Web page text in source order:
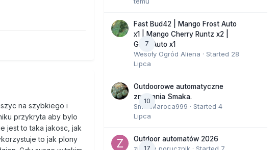
na szybkiego i
przykryta aby bylo
jest to taka jakosc, jak
to jak plony
7
Fast Bud42 | Mango Frost Auto
x1 | Mango Cherry Runtz x2 |
GMO Auto x1
Wesoły Ogród Aliena · Started 28
Lipca
10
Outdoorowe automatyczne
zmagania Smaka.
SmakMaroca999 · Started 4
Lipca
17
Outdoor automatów 2026
zielony_porucznik · Started 7